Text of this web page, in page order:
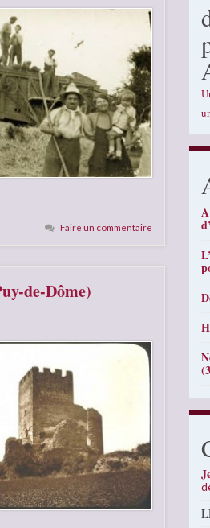
Faire un commentaire
de-Dôme)